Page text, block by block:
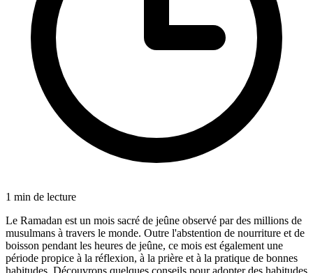
1 min de lecture
Le Ramadan est un mois sacré de jeûne observé par des millions de
musulmans à travers le monde. Outre l'abstention de nourriture et de
boisson pendant les heures de jeûne, ce mois est également une
période propice à la réflexion, à la prière et à la pratique de bonnes
habitudes. Découvrons quelques conseils pour adopter des habitudes